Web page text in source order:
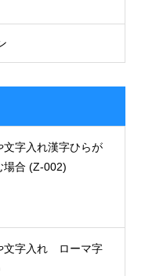
字入れ漢字ひらが
場合 (Z-002)
文字入れ ローマ字